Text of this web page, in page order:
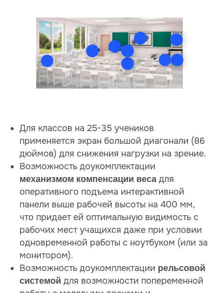
Для классов на 25-35 учеников
применяется экран большой диагонали (86
дюймов) для снижения нагрузки на зрение.
Возможность доукомплектации
механизмом компенсации веса для
оперативного подъема интерактивной
панели выше рабочей высоты на 400 мм,
что придает ей оптимальную видимость с
рабочих мест учащихся даже при условии
одновременной работы с ноутбуком (или за
монитором).
Возможность доукомплектации рельсовой
системой для возможности попеременной